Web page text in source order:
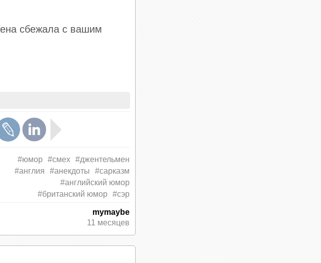
сбежала с вашим
англичанин,
и утешил:
потянулся за ним.
#юмор #смех
#джентельмен
#англия
#анекдоты
#сарказм
#английский юмор
#британский юмор
#сэр
mymaybe
11 месяцев